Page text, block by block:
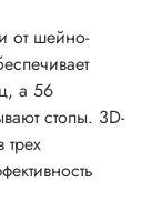
от шейно-
а 56
стопы. 3D-